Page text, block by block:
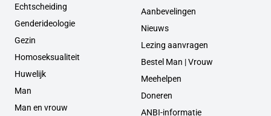
Echtscheiding
Genderideologie
Gezin
Homoseksualiteit
Huwelijk
Man
Man en vrouw
Aanbevelingen
Nieuws
Lezing aanvragen
Bestel Man | Vrouw
Meehelpen
Doneren
ANBI-informatie